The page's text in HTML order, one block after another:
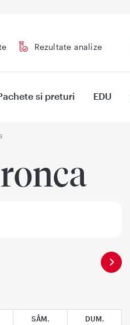
Rezultate analize
si preturi EDU
SÂM. DUM.